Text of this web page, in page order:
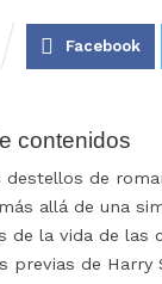
Facebook
contenidos
de
allá de una
de la vida de las
previas de Harry